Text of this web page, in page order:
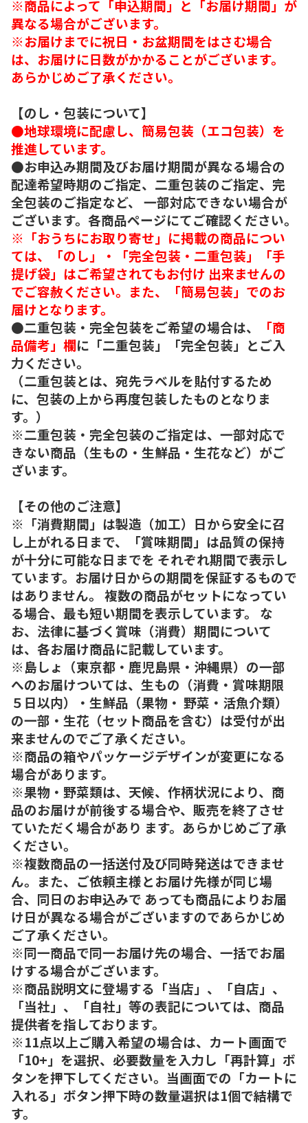
※商品によって「申込期間」と「お届け期間」が
異なる場合がございます。
※お届けまでに祝日・お盆期間をはさむ場合
は、お届けに日数がかかることがございます。
あらかじめご了承ください。
【のし・包装について】
●地球環境に配慮し、簡易包装（エコ包装）を
推進しています。
●お申込み期間及びお届け期間が異なる場合の
配達希望時期のご指定、二重包装のご指定、完
全包装のご指定など、 一部対応できない場合が
ございます。各商品ページにてご確認ください。
※「おうちにお取り寄せ」に掲載の商品につい
ては、「のし」・「完全包装・二重包装」「手
提げ袋」はご希望されてもお付け 出来ませんの
でご容赦ください。また、「簡易包装」でのお
届けとなります。
●二重包装・完全包装をご希望の場合は、
「商
品備考」欄に「二重包装」「完全包装」とご入
力ください。
（二重包装とは、宛先ラベルを貼付するため
に、包装の上から再度包装したものとなりま
す。）
※二重包装・完全包装のご指定は、一部対応で
きない商品（生もの・生鮮品・生花など）がご
ざいます。
【その他のご注意】
※「消費期間」は製造（加工）日から安全に召
し上がれる日まで、「賞味期間」は品質の保持
が十分に可能な日までを それぞれ期間で表示し
ています。お届け日からの期間を保証するもので
はありません。 複数の商品がセットになってい
る場合、最も短い期間を表示しています。 な
お、法律に基づく賞味（消費）期間について
は、各お届け商品に記載しています。
※島しょ（東京都・鹿児島県・沖縄県）の一部
へのお届けついては、生もの（消費・賞味期限
５日以内）・生鮮品（果物・ 野菜・活魚介類）
の一部・生花（セット商品を含む）は受付が出
来ませんのでご了承ください。
※商品の箱やパッケージデザインが変更になる
場合があります。
※果物・野菜類は、天候、作柄状況により、商
品のお届けが前後する場合や、販売を終了させ
ていただく場合があり ます。あらかじめご了承
ください。
※複数商品の一括送付及び同時発送はできませ
ん。また、ご依頼主様とお届け先様が同じ場
合、同日のお申込みで あっても商品によりお届
け日が異なる場合がございますのであらかじめ
ご了承ください。
※同一商品で同一お届け先の場合、一括でお届
けする場合がございます。
※商品説明文に登場する「当店」、「自店」、
「当社」、「自社」等の表記については、商品
提供者を指しております。
※11点以上ご購入希望の場合は、カート画面で
「10+」を選択、必要数量を入力し「再計算」ボ
タンを押下してください。当画面での「カートに
入れる」ボタン押下時の数量選択は1個で結構で
す。